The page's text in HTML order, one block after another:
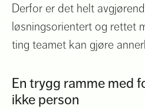
Derfor er det helt
løsningsorientert og rettet
ting teamet kan gjøre
En trygg ramme med
ikke person